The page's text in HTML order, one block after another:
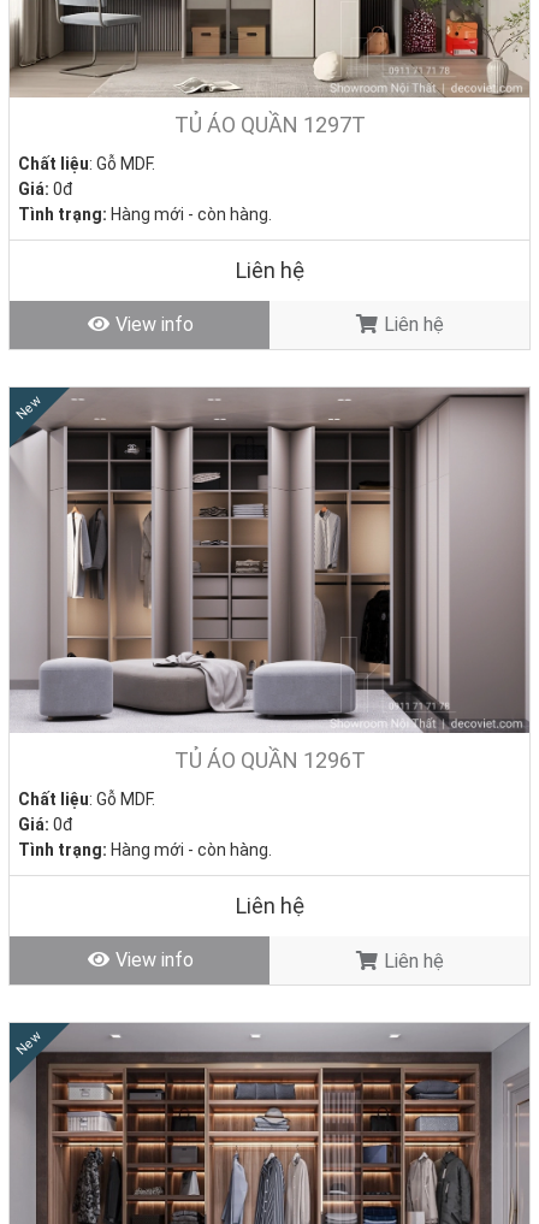
TỦ ÁO QUẦN 1297T
Chất liệu: Gỗ MDF.
Giá: 0đ
Tình trạng: Hàng mới - còn hàng.
Liên hệ
View info Liên hệ
New
TỦ ÁO QUẦN 1296T
Chất liệu: Gỗ MDF.
Giá: 0đ
Tình trạng: Hàng mới - còn hàng.
Liên hệ
View info Liên hệ
New